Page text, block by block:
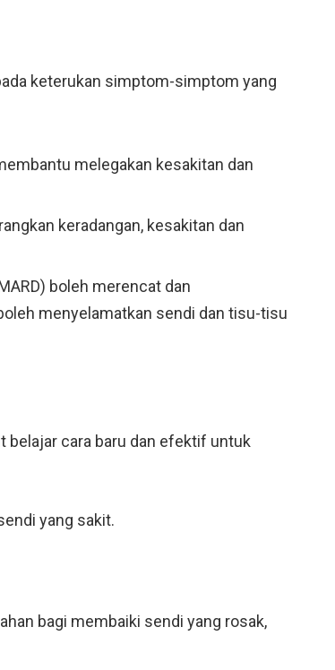
keterukan simptom-simptom yang
melegakan kesakitan dan
keradangan, kesakitan dan
boleh merencat dan
menyelamatkan sendi dan tisu-tisu
belajar cara baru dan efektif untuk
yang sakit.
bagi membaiki sendi yang rosak,